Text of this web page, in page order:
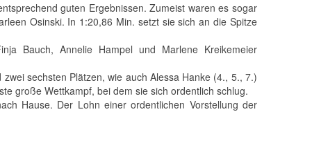
guten Ergebnissen. Zumeist waren es sogar
Osinski. In 1:20,86 Min. setzt sie sich an die Spitze
Bauch, Annelie Hampel und Marlene Kreikemeier
sechsten Plätzen, wie auch Alessa Hanke (4., 5., 7.)
große Wettkampf, bei dem sie sich ordentlich schlug.
Hause. Der Lohn einer ordentlichen Vorstellung der